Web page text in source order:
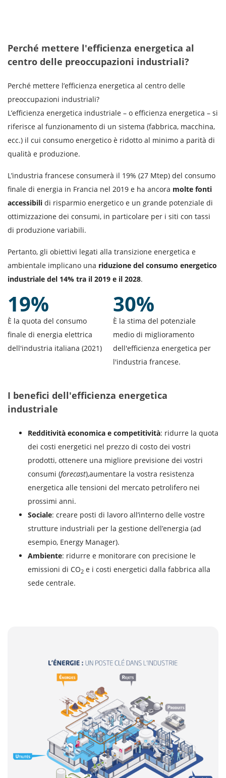
Perché mettere l'efficienza energetica al
centro delle preoccupazioni industriali?
Perché mettere l’efficienza energetica al centro delle
preoccupazioni industriali?
L’efficienza energetica industriale – o efficienza energetica – si
riferisce al funzionamento di un sistema (fabbrica, macchina,
ecc.) il cui consumo energetico è ridotto al minimo a parità di
qualità e produzione.
L’industria francese consumerà il 19% (27 Mtep) del consumo
finale di energia in Francia nel 2019 e ha ancora molte fonti
accessibili di risparmio energetico e un grande potenziale di
ottimizzazione dei consumi, in particolare per i siti con tassi
di produzione variabili.
Pertanto, gli obiettivi legati alla transizione energetica e
ambientale implicano una riduzione del consumo energetico
industriale del 14% tra il 2019 e il 2028.
19%
È la quota del consumo
finale di energia elettrica
dell'industria italiana (2021)
30%
È la stima del potenziale
medio di miglioramento
dell'efficienza energetica per
l'industria francese.
I benefici dell'efficienza energetica
industriale
Redditività economica e competitività: ridurre la quota
dei costi energetici nel prezzo di costo dei vostri
prodotti, ottenere una migliore previsione dei vostri
consumi (forecast),aumentare la vostra resistenza
energetica alle tensioni del mercato petrolifero nei
prossimi anni.
Sociale: creare posti di lavoro all’interno delle vostre
strutture industriali per la gestione dell’energia (ad
esempio, Energy Manager).
Ambiente: ridurre e monitorare con precisione le
emissioni di CO2 e i costi energetici dalla fabbrica alla
sede centrale.